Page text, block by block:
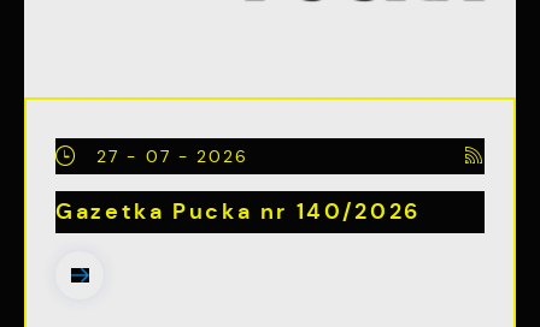
27 - 07 - 2026
Gazetka Pucka nr 140/2026